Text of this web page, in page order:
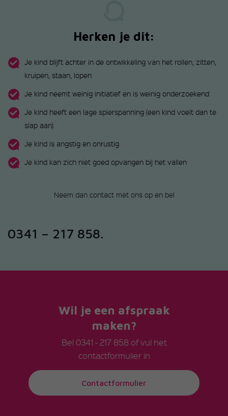
Herken je dit:
Je kind blijft achter in de ontwikkeling van het rollen, zitten,
kruipen, staan, lopen
Je kind neemt weinig initiatief en is weinig onderzoekend
Je kind heeft een lage spierspanning (een kind voelt dan te
slap aan)
Je kind is angstig en onrustig
Je kind kan zich niet goed opvangen bij het vallen
Neem dan contact met ons op en bel
0341 – 217 858.
Wil je een afspraak
maken?
Bel 0341 - 217 858of vul het
contactformulier in
Contactformulier